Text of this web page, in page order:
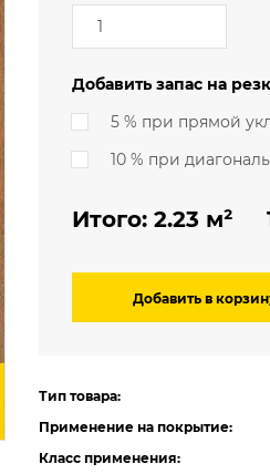
Добавить запас на
5 % при прямой
10 % при
Итого: 2.23 м²
Добавить в
Тип товара:
Применение на покрытие:
Класс применения: